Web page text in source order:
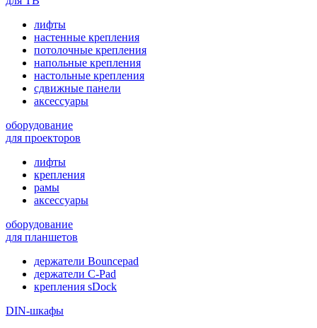
лифты
настенные крепления
потолочные крепления
напольные крепления
настольные крепления
сдвижные панели
аксессуары
оборудование
для проекторов
лифты
крепления
рамы
аксессуары
оборудование
для планшетов
держатели Bouncepad
держатели C-Pad
крепления sDock
DIN-шкафы